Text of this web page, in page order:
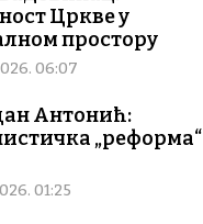
Цркве у
простору
06:07
Антонић:
„реформа“
01:25